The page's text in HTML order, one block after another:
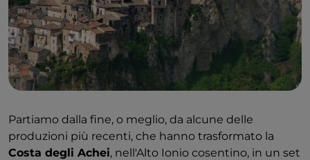
Partiamo dalla fine, o meglio, da alcune delle
produzioni più recenti, che hanno trasformato la
Costa degli Achei, nell'Alto Ionio cosentino, in un set